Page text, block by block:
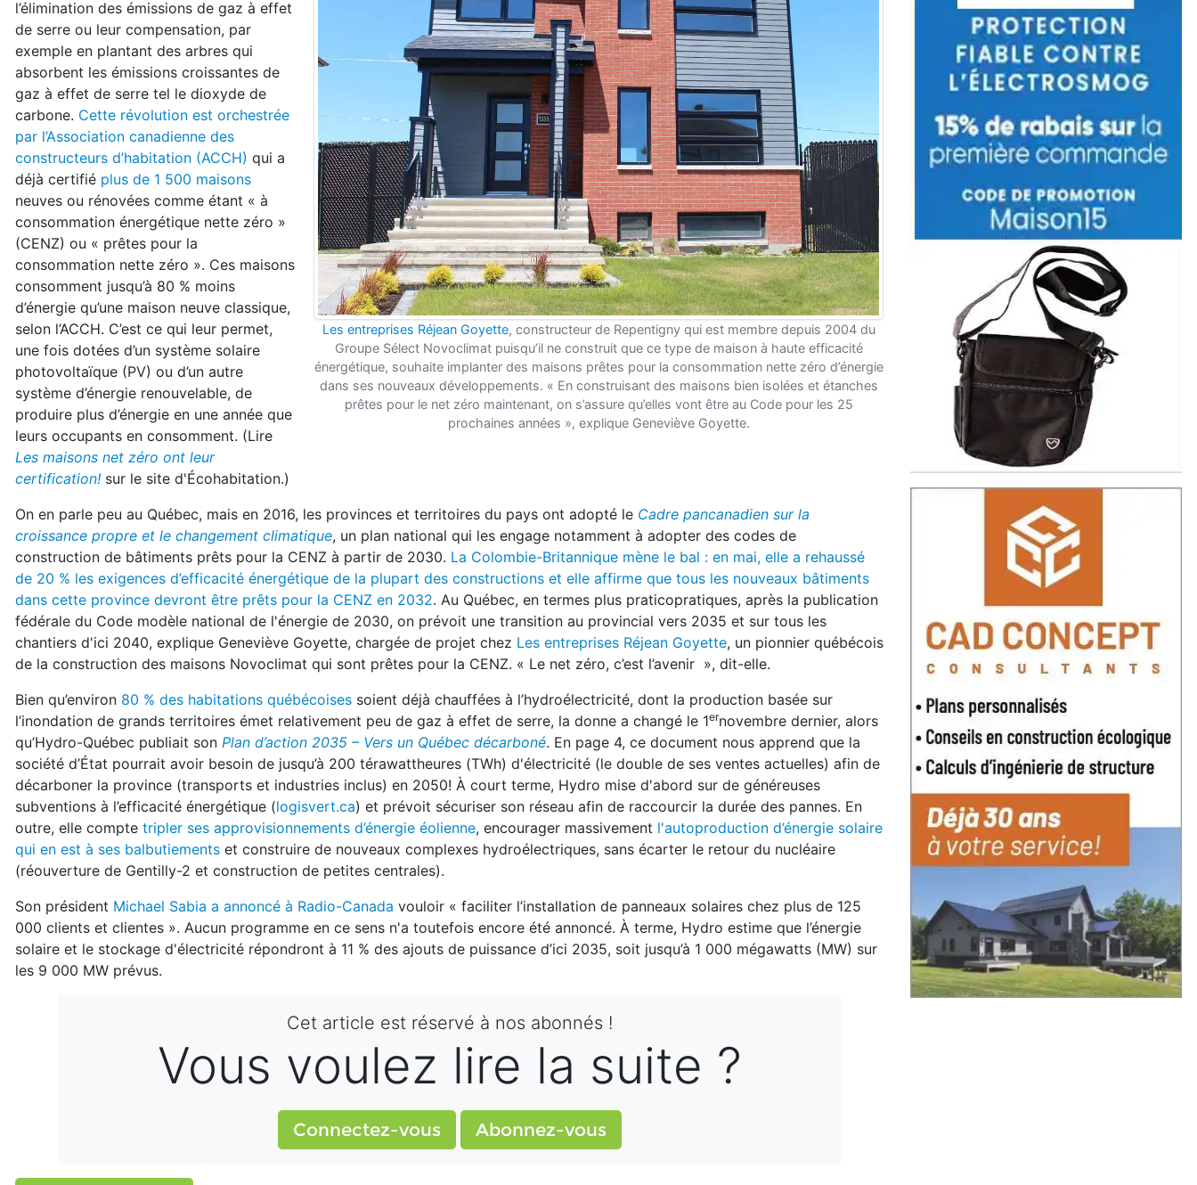
Les entreprises Réjean Goyette, constructeur de Repentigny qui est membre depuis 2004 du
Groupe Sélect Novoclimat puisqu’il ne construit que ce type de maison à haute efficacité
énergétique, souhaite implanter des maisons prêtes pour la consommation nette zéro d’énergie
dans ses nouveaux développements. « En construisant des maisons bien isolées et étanches
prêtes pour le net zéro maintenant, on s’assure qu’elles vont être au Code pour les 25
prochaines années », explique Geneviève Goyette.
l’élimination des émissions de gaz à effet
de serre ou leur compensation, par
exemple en plantant des arbres qui
absorbent les émissions croissantes de
gaz à effet de serre tel le dioxyde de
carbone. Cette révolution est orchestrée
par l’Association canadienne des
constructeurs d’habitation (ACCH) qui a
déjà certifié plus de 1 500 maisons
neuves ou rénovées comme étant « à
consommation énergétique nette zéro »
(CENZ) ou « prêtes pour la
consommation nette zéro ». Ces maisons
consomment jusqu’à 80 % moins
d’énergie qu’une maison neuve classique,
selon l’ACCH. C’est ce qui leur permet,
une fois dotées d’un système solaire
photovoltaïque (PV) ou d’un autre
système d’énergie renouvelable, de
produire plus d’énergie en une année que
leurs occupants en consomment. (Lire
Les maisons net zéro ont leur
certification! sur le site d'Écohabitation.)
On en parle peu au Québec, mais en 2016, les provinces et territoires du pays ont adopté le Cadre pancanadien sur la
croissance propre et le changement climatique, un plan national qui les engage notamment à adopter des codes de
construction de bâtiments prêts pour la CENZ à partir de 2030. La Colombie-Britannique mène le bal : en mai, elle a rehaussé
de 20 % les exigences d’efficacité énergétique de la plupart des constructions et elle affirme que tous les nouveaux bâtiments
dans cette province devront être prêts pour la CENZ en 2032. Au Québec, en termes plus praticopratiques, après la publication
fédérale du Code modèle national de l'énergie de 2030, on prévoit une transition au provincial vers 2035 et sur tous les
chantiers d'ici 2040, explique Geneviève Goyette, chargée de projet chez Les entreprises Réjean Goyette, un pionnier québécois
de la construction des maisons Novoclimat qui sont prêtes pour la CENZ. « Le net zéro, c’est l’avenir », dit-elle.
Bien qu’environ 80 % des habitations québécoises soient déjà chauffées à l’hydroélectricité, dont la production basée sur
l’inondation de grands territoires émet relativement peu de gaz à effet de serre, la donne a changé le 1ernovembre dernier, alors
qu’Hydro-Québec publiait son Plan d’action 2035 – Vers un Québec décarboné. En page 4, ce document nous apprend que la
société d’État pourrait avoir besoin de jusqu’à 200 térawattheures (TWh) d'électricité (le double de ses ventes actuelles) afin de
décarboner la province (transports et industries inclus) en 2050! À court terme, Hydro mise d'abord sur de généreuses
subventions à l’efficacité énergétique (logisvert.ca) et prévoit sécuriser son réseau afin de raccourcir la durée des pannes. En
outre, elle compte tripler ses approvisionnements d’énergie éolienne, encourager massivement l'autoproduction d’énergie solaire
qui en est à ses balbutiements et construire de nouveaux complexes hydroélectriques, sans écarter le retour du nucléaire
(réouverture de Gentilly-2 et construction de petites centrales).
Son président Michael Sabia a annoncé à Radio-Canada vouloir « faciliter l’installation de panneaux solaires chez plus de 125
000 clients et clientes ». Aucun programme en ce sens n'a toutefois encore été annoncé. À terme, Hydro estime que l’énergie
solaire et le stockage d'électricité répondront à 11 % des ajouts de puissance d’ici 2035, soit jusqu’à 1 000 mégawatts (MW) sur
les 9 000 MW prévus.
Cet article est réservé à nos abonnés !
Vous voulez lire la suite ?
Connectez-vous Abonnez-vous